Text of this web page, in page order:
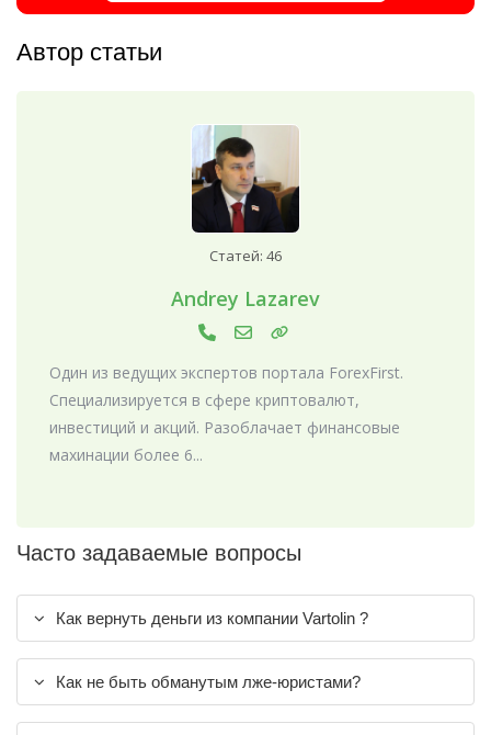
Автор статьи
Статей: 46
Andrey Lazarev
Один из ведущих экспертов портала ForexFirst.
Специализируется в сфере криптовалют,
инвестиций и акций. Разоблачает финансовые
махинации более 6...
Часто задаваемые вопросы
Как вернуть деньги из компании Vartolin ?
Как не быть обманутым лже-юристами?